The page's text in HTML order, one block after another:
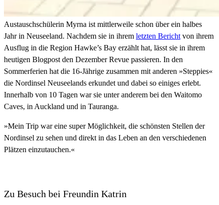
Austauschschülerin Myrna ist mittlerweile schon über ein halbes
Jahr in Neuseeland. Nachdem sie in ihrem letzten Bericht von ihrem
Ausflug in die Region Hawke’s Bay erzählt hat, lässt sie in ihrem
heutigen Blogpost den Dezember Revue passieren. In den
Sommerferien hat die 16-Jährige zusammen mit anderen »Steppies«
die Nordinsel Neuseelands erkundet und dabei so einiges erlebt.
Innerhalb von 10 Tagen war sie unter anderem bei den Waitomo
Caves, in Auckland und in Tauranga.
»Mein Trip war eine super Möglichkeit, die schönsten Stellen der
Nordinsel zu sehen und direkt in das Leben an den verschiedenen
Plätzen einzutauchen.«
Zu Besuch bei Freundin Katrin